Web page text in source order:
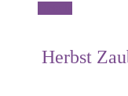
Herbst